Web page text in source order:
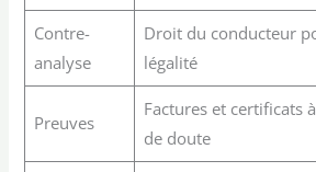
Contre-
analyse
Droit du conducteur
légalité
Preuves
Factures et certificats
de doute